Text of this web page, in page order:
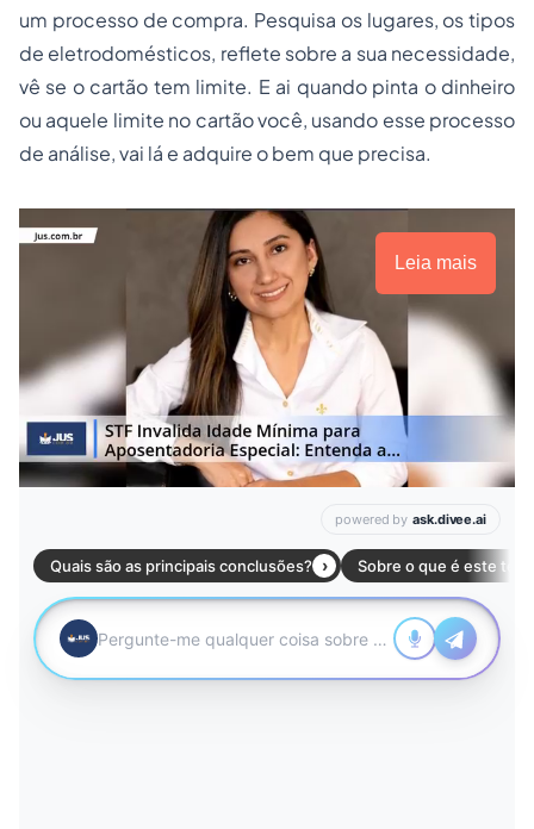
um processo de compra. Pesquisa os lugares, os tipos
de eletrodomésticos, reflete sobre a sua necessidade,
vê se o cartão tem limite. E ai quando pinta o dinheiro
ou aquele limite no cartão você, usando esse processo
de análise, vai lá e adquire o bem que precisa.
Leia mais